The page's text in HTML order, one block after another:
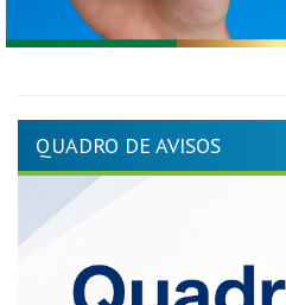
QUADRO DE AVISOS